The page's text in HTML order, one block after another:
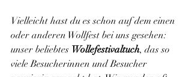
Vielleicht hast du es schon auf dem einen
oder anderen Wollfest bei uns gesehen:
unser beliebtes Wollefestivaltuch, das so
viele Besucherinnen und Besucher